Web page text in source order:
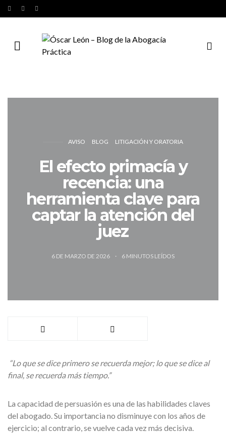
AVISO BLOG LITIGACIÓN Y ORATORIA
El efecto primacía y
recencia: una
herramienta clave para
captar la atención del
juez
6 DE MARZO DE 2026 6 MINUTOS LEÍDOS
“Lo que se dice primero se recuerda mejor; lo que se dice al
final, se recuerda más tiempo.”
La capacidad de persuasión es una de las habilidades claves
del abogado. Su importancia no disminuye con los años de
ejercicio; al contrario, se vuelve cada vez más decisiva.